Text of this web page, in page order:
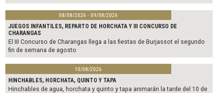
08/08/2026 - 09/08/2026
JUEGOS INFANTILES, REPARTO DE HORCHATA Y III CONCURSO DE
CHARANGAS
El III Concurso de Charangas llega a las fiestas de Burjassot el segundo
fin de semana de agosto
10/08/2026
HINCHABLES, HORCHATA, QUINTO Y TAPA
Hinchables de agua, horchata y quinto y tapa animarán la tarde del 10 de